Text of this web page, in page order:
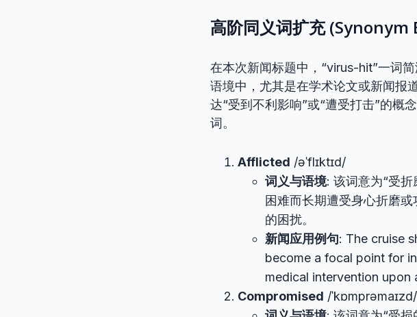
高阶同义词扩充 (Synonym
在本次新闻标题中，“virus-hit”一词
语境中，尤其是在学术论文或新闻报
达“受到不利影响”或“遭受打击”的概
词。
Afflicted /əˈflɪktɪd/
词义与语境: 该词意为“受
困难而长期遭受身心折磨
的困扰。
新闻应用例句: The cruise
become a focal point for
medical intervention upon
Compromised /ˈkɒmprəmaɪzd/